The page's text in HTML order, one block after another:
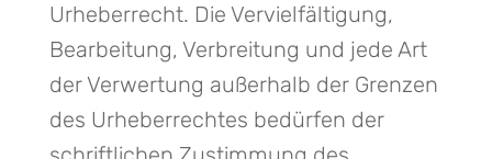
Urheberrecht. Die Vervielfältigung,
Bearbeitung, Verbreitung und jede Art
der Verwertung außerhalb der Grenzen
des Urheberrechtes bedürfen der